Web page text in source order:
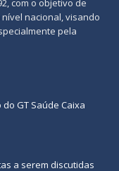
com o objetivo de
nacional, visando
pela
GT Saúde Caixa
a serem discutidas